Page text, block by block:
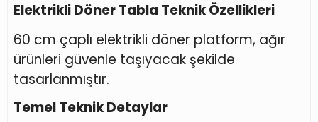
Elektrikli Döner Tabla Teknik Özellikleri
60 cm çaplı elektrikli döner platform, ağır
ürünleri güvenle taşıyacak şekilde
tasarlanmıştır.
Temel Teknik Detaylar